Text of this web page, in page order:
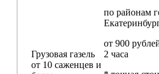
Грузовая газель
от 10 саженцев и
по районам
от 900
2 часа